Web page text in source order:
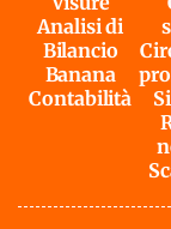
Analisi di
Bilancio
Banana
Contabilità